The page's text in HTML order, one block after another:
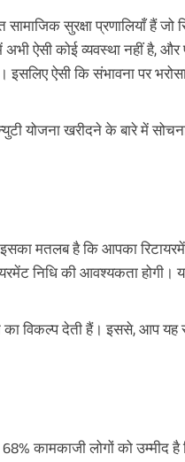
सुरक्षा प्रणालियाँ हैं जो
ऐसी कोई व्यवस्था नहीं है,
ऐसी कि संभावना पर भरोसा
योजना खरीदने के बारे में
इसका मतलब है कि आपका
निधि की आवश्यकता होगी।
विकल्प देती हैं। इससे, आप यह
कामकाजी लोगों को उम्मीद